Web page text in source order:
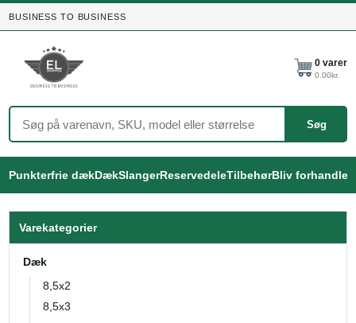
BUSINESS TO BUSINESS
Søg
0 varer
0.00kr.
Punkterfrie dækDækSlangerReservedeleTilbehørBliv
Varekategorier
Dæk
8,5x2
8,5x3